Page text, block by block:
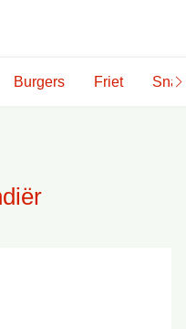
Burgers Friet